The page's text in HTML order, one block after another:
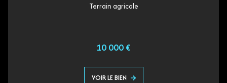
Terrain agricole
10 000 €
VOIR LE BIEN